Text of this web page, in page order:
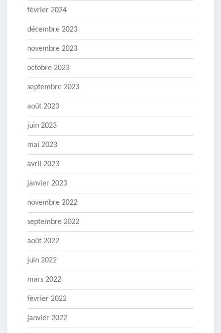
février 2024
décembre 2023
novembre 2023
octobre 2023
septembre 2023
août 2023
juin 2023
mai 2023
avril 2023
janvier 2023
novembre 2022
septembre 2022
août 2022
juin 2022
mars 2022
février 2022
janvier 2022